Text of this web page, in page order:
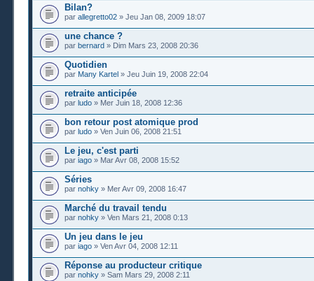
Bilan?
par allegretto02 » Jeu Jan 08, 2009 18:07
une chance ?
par bernard » Dim Mars 23, 2008 20:36
Quotidien
par Many Kartel » Jeu Juin 19, 2008 22:04
retraite anticipée
par ludo » Mer Juin 18, 2008 12:36
bon retour post atomique prod
par ludo » Ven Juin 06, 2008 21:51
Le jeu, c'est parti
par iago » Mar Avr 08, 2008 15:52
Séries
par nohky » Mer Avr 09, 2008 16:47
Marché du travail tendu
par nohky » Ven Mars 21, 2008 0:13
Un jeu dans le jeu
par iago » Ven Avr 04, 2008 12:11
Réponse au producteur critique
par nohky » Sam Mars 29, 2008 2:11